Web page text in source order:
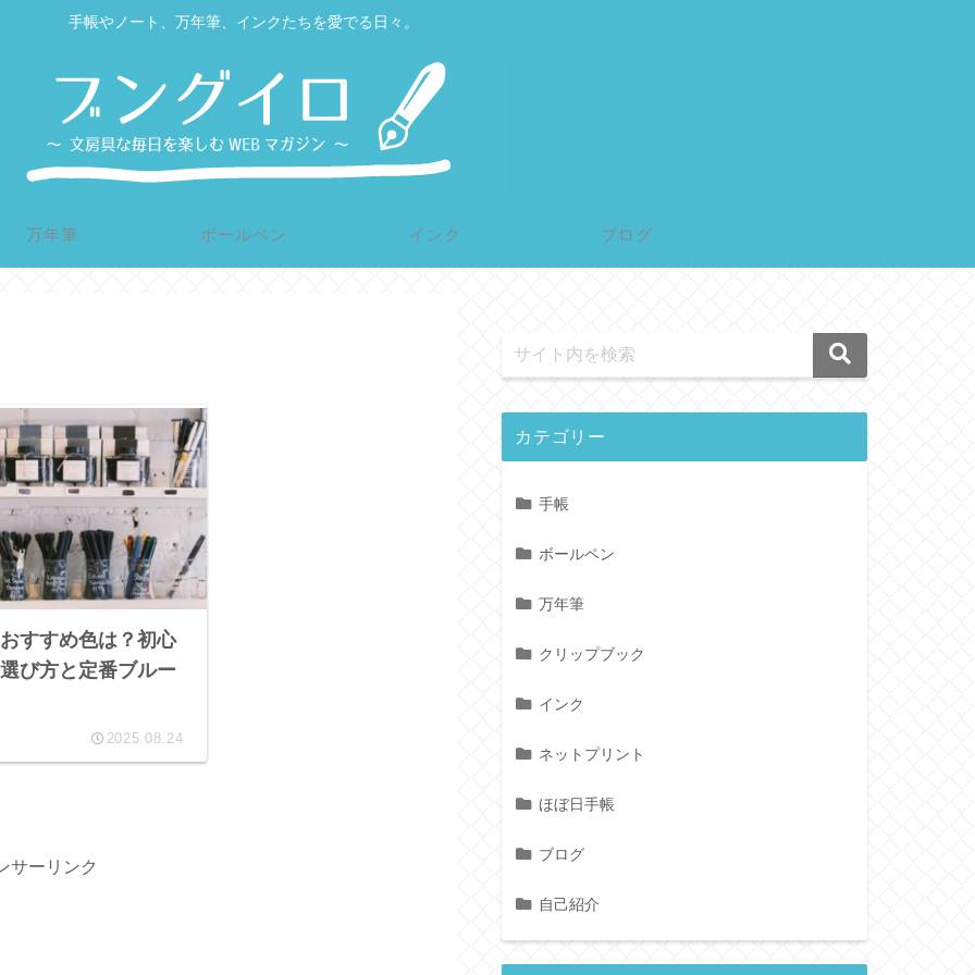
手帳やノート、万年筆、インクたちを愛でる日々。
万年筆 ボールペン インク ブログ
すすめ色は？初心
び方と定番ブルー
2025.08.24
サーリンク
カテゴリー
手帳
ボールペン
万年筆
クリップブック
インク
ネットプリント
ほぼ日手帳
ブログ
自己紹介